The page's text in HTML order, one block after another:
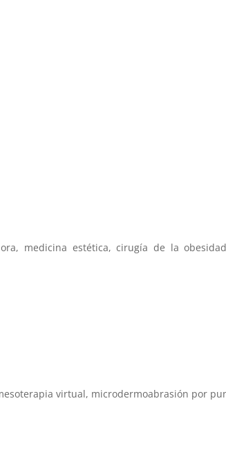
medicina estética, cirugía de la
virtual, microdermoabrasión por